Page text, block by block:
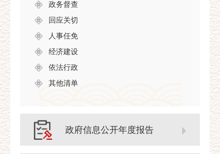
政务督查
回应关切
人事任免
经济建设
依法行政
其他清单
政府信息公开年度报告